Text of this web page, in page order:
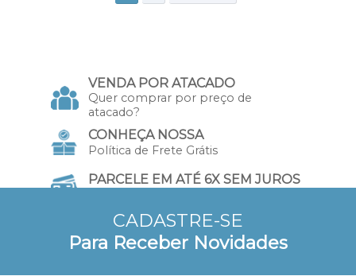
VENDA POR ATACADO
Quer comprar por preço de
atacado?
CONHEÇA NOSSA
Política de Frete Grátis
PARCELE EM ATÉ 6X SEM JUROS
10% DE DESCONTO
a vista no Pix e Boleto
CADASTRE-SE
Para Receber Novidades